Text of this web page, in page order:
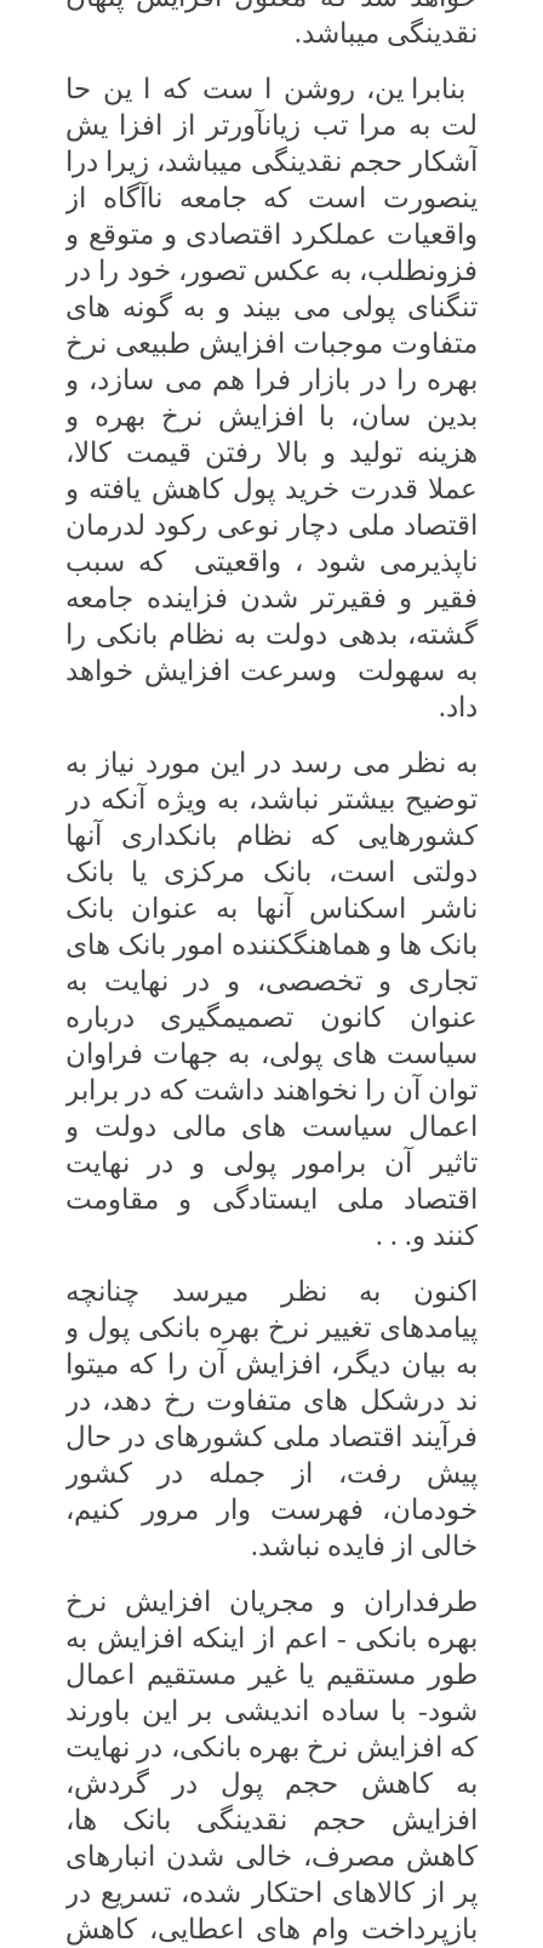
نقدینگی می‏باشد.
بنابرا ین، روشن ا ست که ا ین حا
لت به مرا تب‏ زیان‏آورتر از افزا یش
آشکار حجم نقدینگی‏ می‏باشد، زیرا درا
ینصورت است که جامعه ناآگاه از
واقعیات عملکرد اقتصادی و متوقع و
فزون‏طلب، به‏ عکس تصور، خود را در
تنگنای‏ پولی می‏ بیند و به گونه‏ های
متفاوت موجبات‏ افزایش طبیعی نرخ
بهره را در بازار فرا هم‏ می ‏سازد، و
بدین‏ سان، با افزایش نرخ بهره و
هزینه‏ تولید و بالا رفتن قیمت کالا،
عملا قدرت خرید پول کاهش یافته و
اقتصاد ملی دچار نوعی رکود لدرمان
ناپذیرمی ‏شود ، واقعیتی
که سبب
فقیر و فقیرتر شدن فزاینده جامعه
گشته، بدهی دولت به نظام بانکی را
به سهولت
وسرعت افزایش‏ خواهد
داد.
به نظر می‏ رسد در این مورد نیاز به
توضیح‏ بیشتر نباشد، به‏ ویژه آنکه در
کشورهایی که‏ نظام بانکداری آنها
دولتی است، بانک مرکزی یا بانک
ناشر اسکناس آنها به عنوان بانک
بانک ها و هماهنگ‏کننده امور بانک ‏های
تجاری و تخصصی، و در نهایت به
عنوان کانون‏ تصمیم‏گیری درباره
سیاست‏ های پولی، به جهات‏ فراوان
توان آن را نخواهند داشت که در برابر
اعمال‏ سیاست‏ های مالی دولت و
تاثیر آن برامور پولی و در نهایت
اقتصاد ملی ایستادگی و مقاومت
کنند و. . .
اکنون به نظر می‏رسد چنانچه
پیامدهای‏ تغییر نرخ بهره بانکی پول و
به بیان دیگر، افزایش آن را که‏ می‏توا
ند درشکل ‏های متفاوت رخ دهد، در
فرآیند اقتصاد ملی کشورهای در حال
پیش رفت، از جمله در کشور
خودمان، فهرست ‏وار مرور کنیم،
خالی از فایده نباشد.
طرفداران و مجریان افزایش نرخ
بهره بانکی‏ - اعم از اینکه افزایش به
‏طور مستقیم یا غیر مستقیم اعمال
شود- با ساده ‏اندیشی بر این باورند
که افزایش نرخ بهره بانکی، در نهایت
به کاهش حجم پول در گردش،
افزایش‏ حجم نقدینگی بانک ‏ها،
کاهش مصرف، خالی شدن‏ انبارهای
پر از کالاهای احتکار شده، تسریع در
بازپرداخت وام ‏های اعطایی، کاهش